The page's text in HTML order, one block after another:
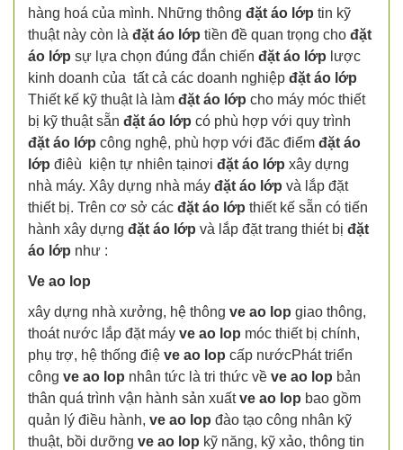
hàng hoá của mình. Những thông đặt áo lớp tin kỹ
thuật này còn là đặt áo lớp tiền đề quan trọng cho đặt
áo lớp sự lựa chọn đúng đắn chiến đặt áo lớp lược
kinh doanh của tất cả các doanh nghiệp đặt áo lớp
Thiết kế kỹ thuật là làm đặt áo lớp cho máy móc thiết
bị kỹ thuật sẵn đặt áo lớp có phù hợp với quy trình
đặt áo lớp công nghệ, phù hợp với đăc điểm đặt áo
lớp điêù kiện tự nhiên tạinơi đặt áo lớp xây dựng
nhà máy. Xây dựng nhà máy đặt áo lớp và lắp đặt
thiết bị. Trên cơ sở các đặt áo lớp thiết kế sẵn có tiến
hành xây dựng đặt áo lớp và lắp đặt trang thiét bị đặt
áo lớp như :
Ve ao lop
xây dựng nhà xưởng, hệ thông ve ao lop giao thông,
thoát nước lắp đặt máy ve ao lop móc thiết bị chính,
phụ trợ, hệ thống điệ ve ao lop cấp nướcPhát triển
công ve ao lop nhân tức là tri thức về ve ao lop bản
thân quá trình vận hành sản xuấtve ao lop bao gồm
quản lý điều hành, ve ao lop đào tạo công nhân kỹ
thuật, bồi dưỡng ve ao lop kỹ năng, kỹ xảo, thông tin